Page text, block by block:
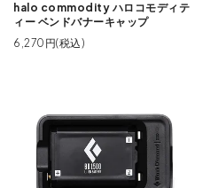
halo commodity ハロコモディテ
ィー ベンドバナーキャップ
6,270円(税込)